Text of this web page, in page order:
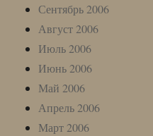
Сентябрь 2006
Август 2006
Июль 2006
Июнь 2006
Май 2006
Апрель 2006
Март 2006